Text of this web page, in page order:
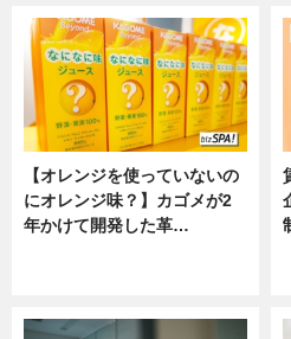
【オレンジを使っていないの
にオレンジ味？】カゴメが2
年かけて開発した革…